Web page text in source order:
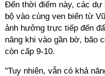
Đến thời điểm này, các dự
bộ vào cùng ven biển từ
ảnh hưởng trực tiếp đến
năng khi vào gần bờ, bão
còn cấp 9-10.
"Tuy nhiên, vẫn có khả